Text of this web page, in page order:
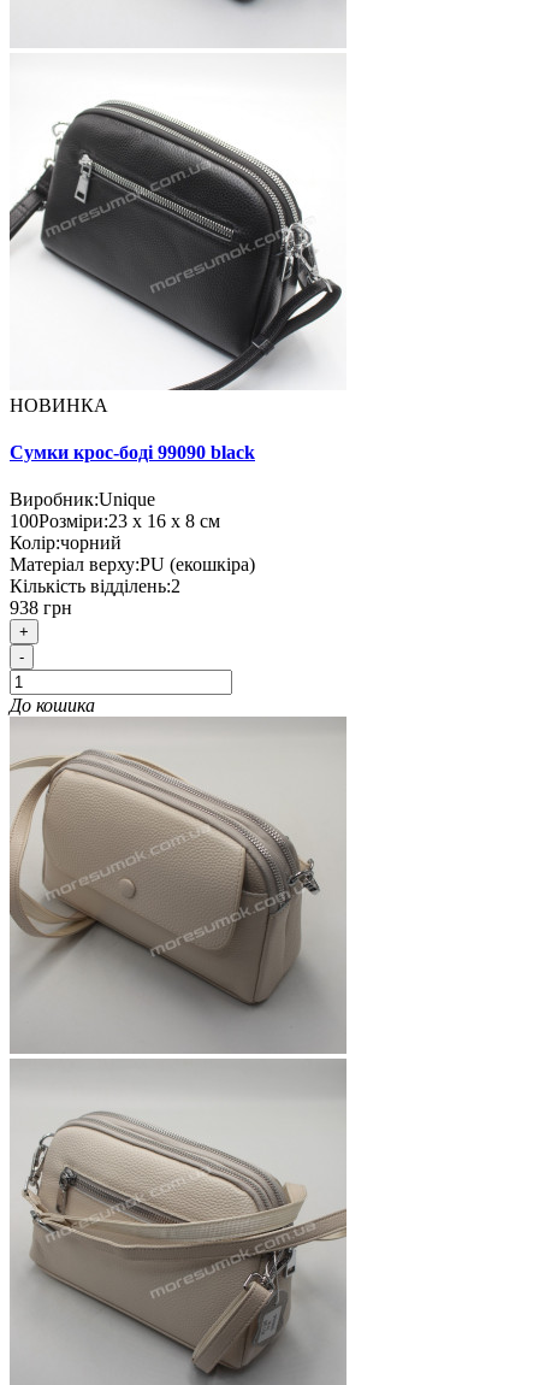
НОВИНКА
Сумки крос-боді 99090 black
Виробник:Unique
100Розміри:23 х 16 х 8 см
Колір:чорний
Матеріал верху:PU (екошкіра)
Кількість відділень:2
938 грн
+
-
До кошика